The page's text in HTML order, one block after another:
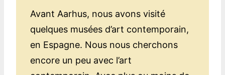
Avant Aarhus, nous avons visité
quelques musées d’art contemporain,
en Espagne. Nous nous cherchons
encore un peu avec l’art